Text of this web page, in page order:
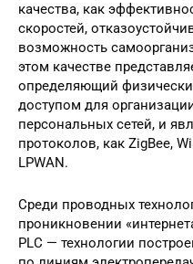
качества, как
скоростей,
возможность
этом качестве
определяющий
доступом для
персональных сетей, и
протоколов, как ZigBee,
LPWAN.
Среди проводных
проникновении
PLC — технологии